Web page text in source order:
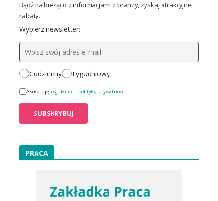
Bądź na bieżąco z informacjami z branży, zyskaj atrakcyjne
rabaty.
Wybierz newsletter:
Codzienny Tygodniowy
Akceptuję regulamin i politykę prywatności
PRACA